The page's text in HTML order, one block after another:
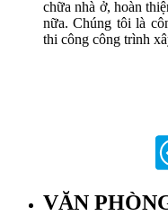
chữa nhà ở, hoàn
nữa. Chúng tôi là
thi công công trình
VĂN